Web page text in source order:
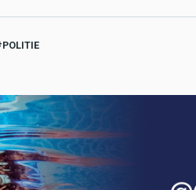
POLITIE